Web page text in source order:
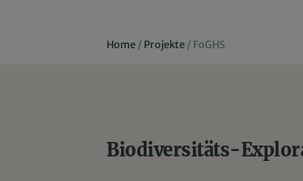
Home / Projekte / FoGHS
Biodiversitäts-